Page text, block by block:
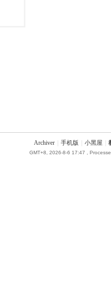
Archiver 手机版 小黑屋
GMT+8, 2026-8-6 17:47 ,